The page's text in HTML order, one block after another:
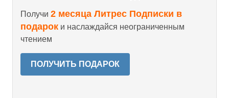
Получи 2 месяца Литрес Подписки в
подарок и наслаждайся неограниченным
чтением
ПОЛУЧИТЬ ПОДАРОК